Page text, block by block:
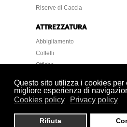
Questo sito utilizza i cookies per
migliore esperienza di
Cookies policy
Privacy policy
Rifiuta
Riserve di Caccia
ATTREZZATURA
Abbigliamento
Coltelli
Ottiche
Home Caccia Armi Attrezzatura Cani